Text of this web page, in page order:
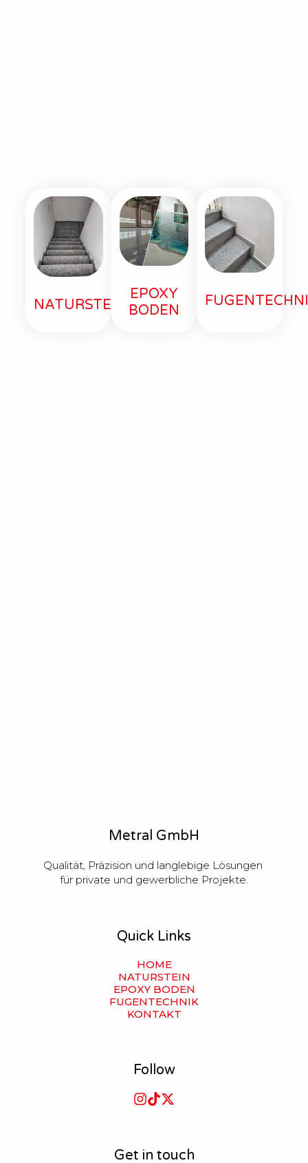
NATURSTEIN
EPOXY
BODEN
Metral GmbH
Qualität, Präzision und langlebige Lösungen
für private und gewerbliche Projekte.
Quick Links
HOME
NATURSTEIN
EPOXY BODEN
FUGENTECHNIK
KONTAKT
Follow
Get in touch